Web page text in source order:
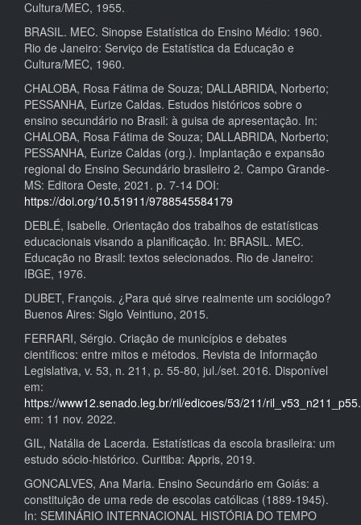
Cultura/MEC, 1955.
BRASIL. MEC. Sinopse Estatística do Ensino Médio: 1960.
Rio de Janeiro: Serviço de Estatística da Educação e
Cultura/MEC, 1960.
CHALOBA, Rosa Fátima de Souza; DALLABRIDA, Norberto;
PESSANHA, Eurize Caldas. Estudos históricos sobre o
ensino secundário no Brasil: à guisa de apresentação. In:
CHALOBA, Rosa Fátima de Souza; DALLABRIDA, Norberto;
PESSANHA, Eurize Caldas (org.). Implantação e expansão
regional do Ensino Secundário brasileiro 2. Campo Grande-
MS: Editora Oeste, 2021. p. 7-14 DOI:
https://doi.org/10.51911/9788545584179
DEBLÉ, Isabelle. Orientação dos trabalhos de estatísticas
educacionais visando a planificação. In: BRASIL. MEC.
Educação no Brasil: textos selecionados. Rio de Janeiro:
IBGE, 1976.
DUBET, François. ¿Para qué sirve realmente um sociólogo?
Buenos Aires: Siglo Veintiuno, 2015.
FERRARI, Sérgio. Criação de municípios e debates
científicos: entre mitos e métodos. Revista de Informação
Legislativa, v. 53, n. 211, p. 55-80, jul./set. 2016. Disponível
em:
https://www12.senado.leg.br/ril/edicoes/53/211/
em: 11 nov. 2022.
GIL, Natália de Lacerda. Estatísticas da escola brasileira: um
estudo sócio-histórico. Curitiba: Appris, 2019.
GONCALVES, Ana Maria. Ensino Secundário em Goiás: a
constituição de uma rede de escolas católicas (1889-1945).
In: SEMINÁRIO INTERNACIONAL HISTÓRIA DO TEMPO